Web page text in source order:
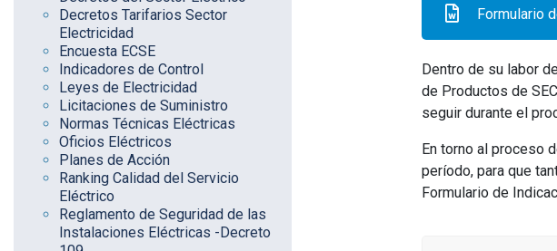
Decretos Tarifarios Sector
Electricidad
Encuesta ECSE
Indicadores de Control
Leyes de Electricidad
Licitaciones de Suministro
Normas Técnicas Eléctricas
Oficios Eléctricos
Planes de Acción
Ranking Calidad del Servicio
Eléctrico
Reglamento de Seguridad de las
Instalaciones Eléctricas -Decreto
Formulario
Dentro de su labor
de Productos de
seguir durante el
En torno al proceso
período, para que
Formulario de